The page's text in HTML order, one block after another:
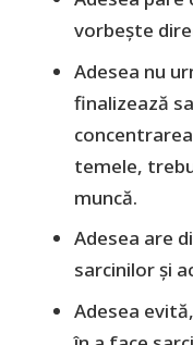
vorbește
Adesea nu
finalizează
temele,
muncă.
Adesea are
sarcinilor și
Adesea